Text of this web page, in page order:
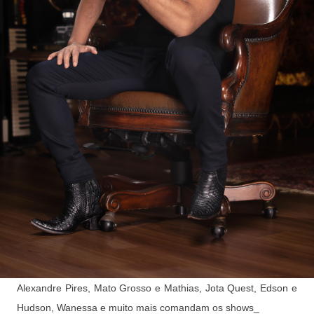
Alexandre Pires, Mato Grosso e Mathias, Jota Quest, Edson e
Hudson, Wanessa e muito mais comandam os shows_